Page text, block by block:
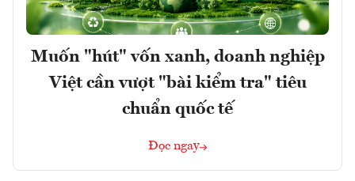
Muốn "hút" vốn xanh, doanh nghiệp
Việt cần vượt "bài kiểm tra" tiêu
chuẩn quốc tế
Đọc ngay